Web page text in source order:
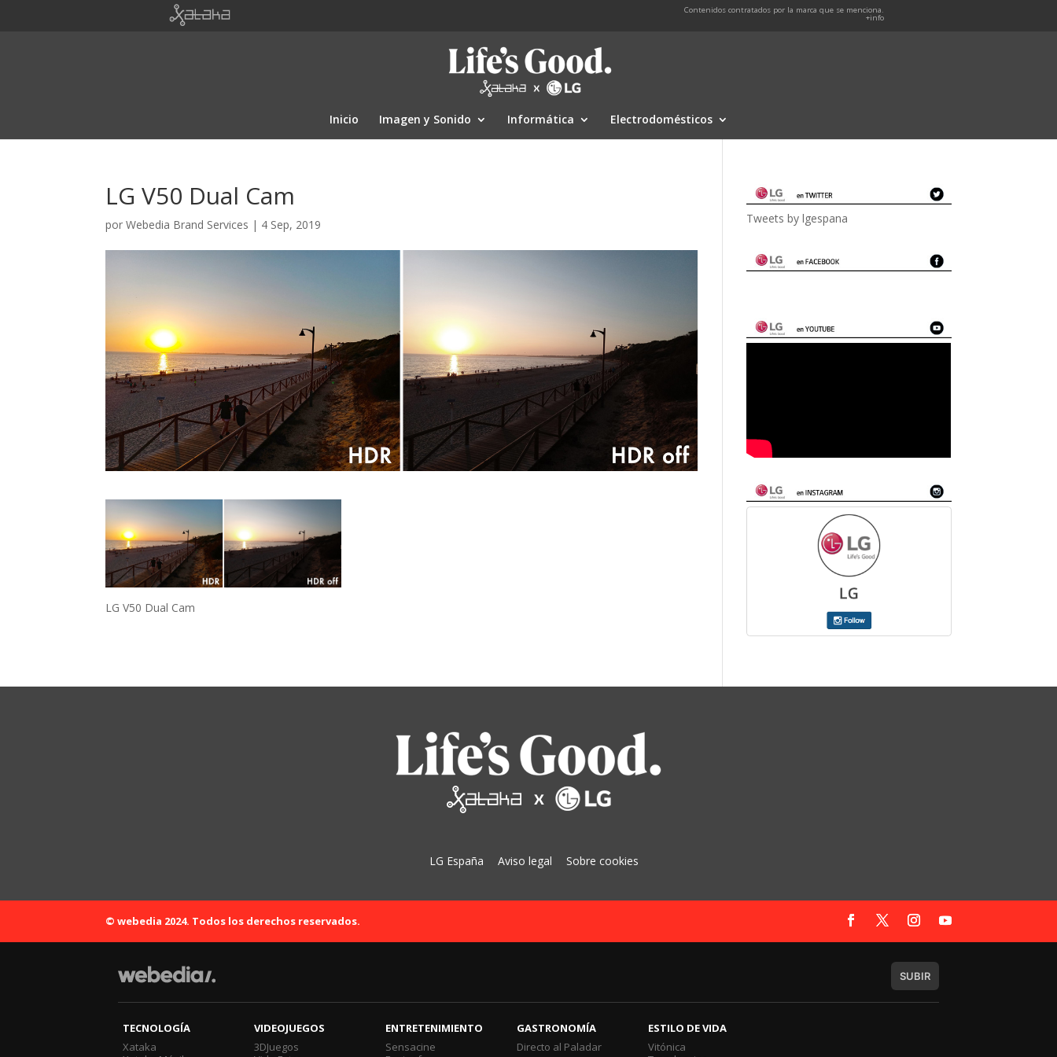
Contenidos contratados por la marca que se menciona.
+info
Inicio Imagen y Sonido Informática Electrodomésticos
LG V50 Dual Cam
porWebedia Brand Services | 4 Sep, 2019
LG V50 Dual Cam
Tweets by lgespana
LG España Aviso legal Sobre cookies
© webedia 2024. Todos los derechos reservados.
SUBIR
TECNOLOGÍA
Xataka
VIDEOJUEGOS
3DJuegos
ENTRETENIMIENTO
Sensacine
GASTRONOMÍA
Directo al Paladar
ESTILO DE VIDA
Vitónica